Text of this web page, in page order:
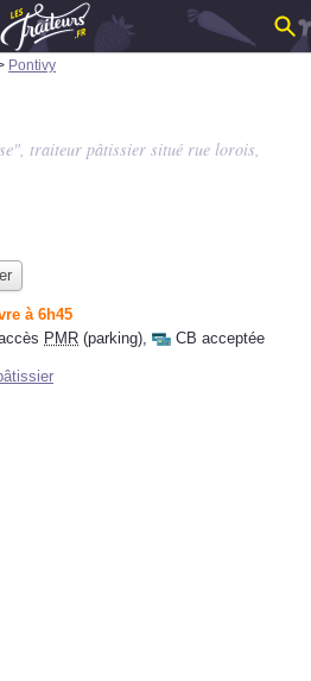
Pontivy
traiteur pâtissier situé rue lorois,
à 6h45
PMR (parking), CB acceptée